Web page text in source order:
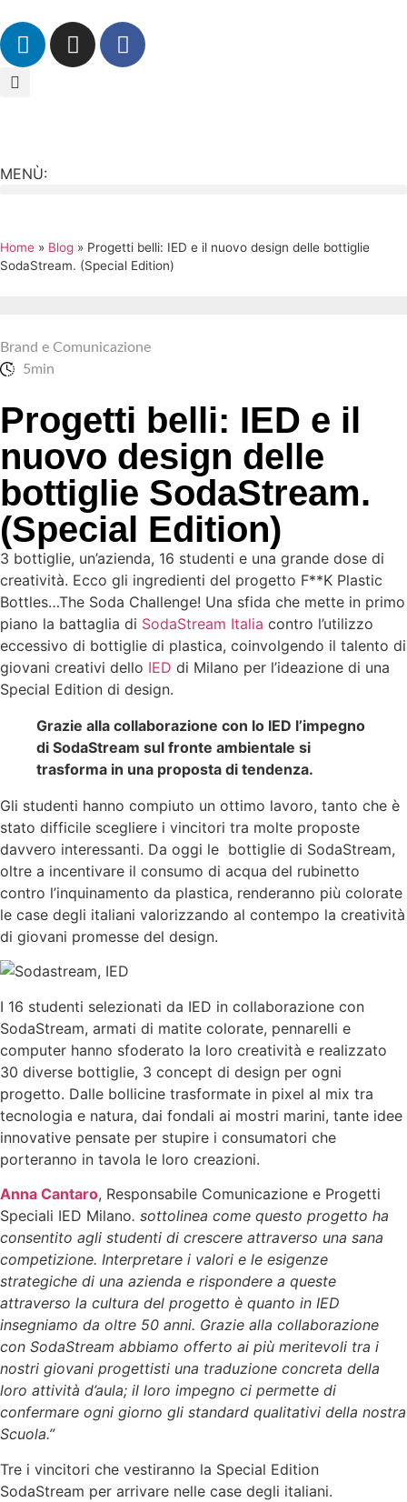
MENÙ:
Home » Blog » Progetti belli: IED e il nuovo design delle bottiglie
SodaStream. (Special Edition)
Brand e Comunicazione
5min
Progetti belli: IED e il
nuovo design delle
bottiglie SodaStream.
(Special Edition)
3 bottiglie, un’azienda, 16 studenti e una grande dose di
creatività. Ecco gli ingredienti del progetto F**K Plastic
Bottles…The Soda Challenge! Una sfida che mette in primo
piano la battaglia di SodaStream Italia contro l’utilizzo
eccessivo di bottiglie di plastica, coinvolgendo il talento di
giovani creativi dello IED di Milano per l’ideazione di una
Special Edition di design.
Grazie alla collaborazione con lo IED l’impegno
di SodaStream sul fronte ambientale si
trasforma in una proposta di tendenza.
Gli studenti hanno compiuto un ottimo lavoro, tanto che è
stato difficile scegliere i vincitori tra molte proposte
davvero interessanti. Da oggi le bottiglie di SodaStream,
oltre a incentivare il consumo di acqua del rubinetto
contro l’inquinamento da plastica, renderanno più colorate
le case degli italiani valorizzando al contempo la creatività
di giovani promesse del design.
I 16 studenti selezionati da IED in collaborazione con
SodaStream, armati di matite colorate, pennarelli e
computer hanno sfoderato la loro creatività e realizzato
30 diverse bottiglie, 3 concept di design per ogni
progetto. Dalle bollicine trasformate in pixel al mix tra
tecnologia e natura, dai fondali ai mostri marini, tante idee
innovative pensate per stupire i consumatori che
porteranno in tavola le loro creazioni.
Anna Cantaro, Responsabile Comunicazione e Progetti
Speciali IED Milano. sottolinea come questo progetto ha
consentito agli studenti di crescere attraverso una sana
competizione. Interpretare i valori e le esigenze
strategiche di una azienda e rispondere a queste
attraverso la cultura del progetto è quanto in IED
insegniamo da oltre 50 anni. Grazie alla collaborazione
con SodaStream abbiamo offerto ai più meritevoli tra i
nostri giovani progettisti una traduzione concreta della
loro attività d’aula; il loro impegno ci permette di
confermare ogni giorno gli standard qualitativi della nostra
Scuola.”
Tre i vincitori che vestiranno la Special Edition
SodaStream per arrivare nelle case degli italiani.